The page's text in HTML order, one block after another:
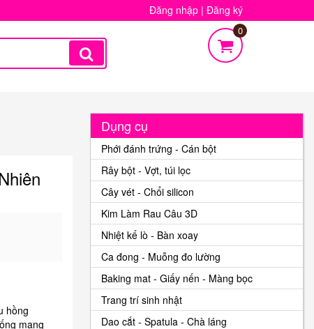
Đăng nhập | Đăng ký
0
hồng
mang
Dụng cụ
Phới đánh trứng - Cán bột
Rây bột - Vợt, túi lọc
Cây vét - Chổi silicon
Kim Làm Rau Câu 3D
Nhiệt kế lò - Bàn xoay
Ca đong - Muỗng đo lường
Baking mat - Giấy nến - Màng bọc
Trang trí sinh nhật
Dao cắt - Spatula - Chà láng